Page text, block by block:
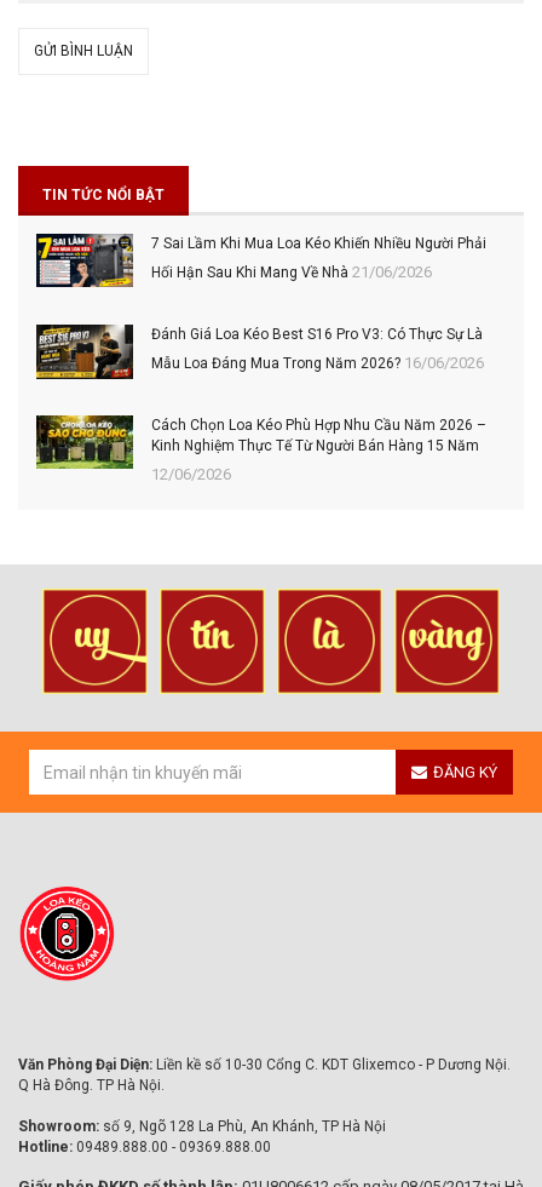
GỬI BÌNH LUẬN
TIN TỨC NỔI BẬT
7 Sai Lầm Khi Mua Loa Kéo Khiến Nhiều Người Phải
Hối Hận Sau Khi Mang Về Nhà 21/06/2026
Đánh Giá Loa Kéo Best S16 Pro V3: Có Thực Sự Là
Mẫu Loa Đáng Mua Trong Năm 2026? 16/06/2026
Cách Chọn Loa Kéo Phù Hợp Nhu Cầu Năm 2026 –
Kinh Nghiệm Thực Tế Từ Người Bán Hàng 15 Năm
12/06/2026
ĐĂNG KÝ
Văn Phòng Đại Diện: Liền kề số 10-30 Cổng C. KDT Glixemco - P Dương Nội.
Q Hà Đông. TP Hà Nội.
Showroom: số 9, Ngõ 128 La Phù, An Khánh, TP Hà Nội
Hotline: 09489.888.00 - 09369.888.00